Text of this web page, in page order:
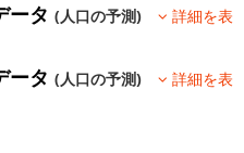
ータ(人口の予測)
詳細を表
ータ(人口の予測)
詳細を表